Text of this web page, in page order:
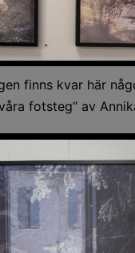
finns kvar här
fotsteg” av